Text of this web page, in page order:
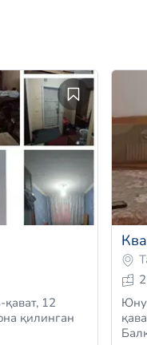
12
қилинган
2